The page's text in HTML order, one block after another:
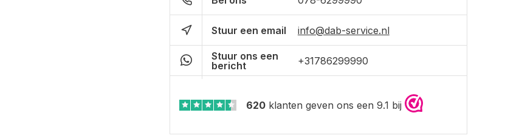
Stuur een email info@dab-service.nl
Stuur ons een
bericht
+31786299990
620 klanten geven ons een 9.1 bij